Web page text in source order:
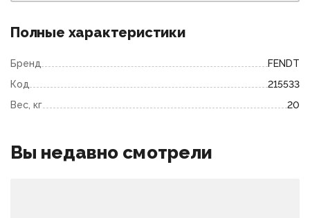
Полные характеристики
Бренд
FENDT
Код
215533
Вес, кг
20
Вы недавно смотрели